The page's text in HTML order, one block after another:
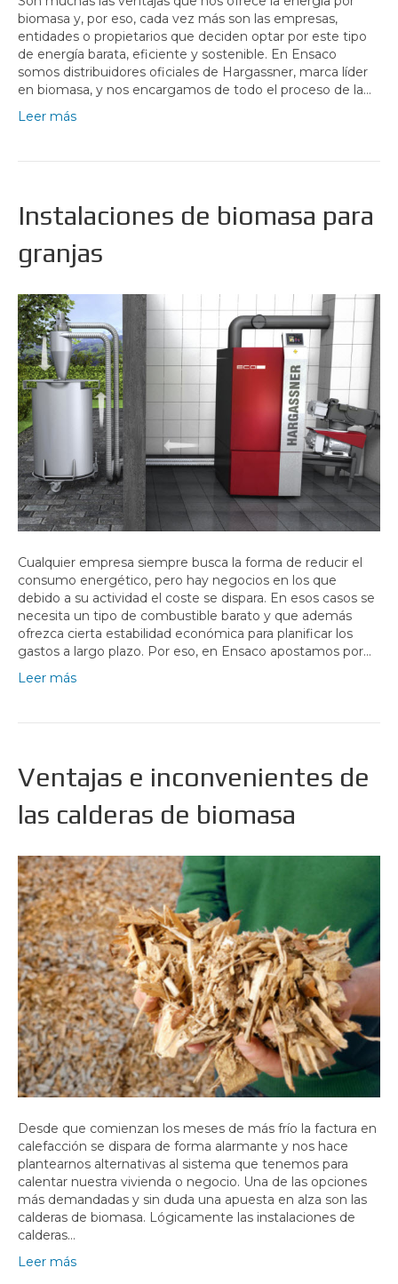
biomasa y, por eso, cada vez más son las empresas,
entidades o propietarios que deciden optar por este tipo
de energía barata, eficiente y sostenible. En Ensaco
somos distribuidores oficiales de Hargassner, marca líder
en biomasa, y nos encargamos de todo el proceso de la…
Leer más
Instalaciones de biomasa para
granjas
Cualquier empresa siempre busca la forma de reducir el
consumo energético, pero hay negocios en los que
debido a su actividad el coste se dispara. En esos casos se
necesita un tipo de combustible barato y que además
ofrezca cierta estabilidad económica para planificar los
gastos a largo plazo. Por eso, en Ensaco apostamos por…
Leer más
Ventajas e inconvenientes de
las calderas de biomasa
Desde que comienzan los meses de más frío la factura en
calefacción se dispara de forma alarmante y nos hace
plantearnos alternativas al sistema que tenemos para
calentar nuestra vivienda o negocio. Una de las opciones
más demandadas y sin duda una apuesta en alza son las
calderas de biomasa. Lógicamente las instalaciones de
calderas…
Leer más